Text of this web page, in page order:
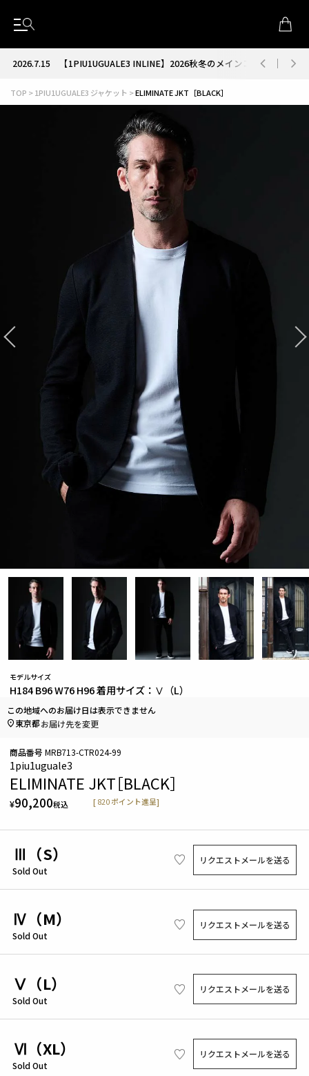
2026.7.15【1PIU1UGUALE3 INLINE】2026秋冬のメインコレクションが
TOP 1PIU1UGUALE3 ジャケット ELIMINATE JKT［BLACK］
モデルサイズ
H184 B96 W76 H96 着用サイズ：Ⅴ（L）
1piu1uguale3
ELIMINATE JKT［BLACK］
¥90,200税込 [ 820 ポイント進呈]
商品番号 MRB713-CTR024-99
Ⅲ（S）
Sold Out
リクエストメールを送る
Ⅳ（M）
Sold Out
リクエストメールを送る
Ⅴ（L）
Sold Out
リクエストメールを送る
Ⅵ（XL）
Sold Out
リクエストメールを送る
この地域へのお届け日は表示できません
東京都お届け先を変更